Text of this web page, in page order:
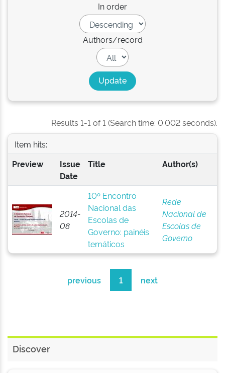
In order
Authors/record
Results 1-1 of 1 (Search time: 0.002 seconds).
Item hits:
Preview
Issue
Date
Title Author(s)
2014-
08
10º Encontro
Nacional das
Escolas de
Governo: painéis
temáticos
Rede
Nacional de
Escolas de
Governo
previous 1 next
Discover